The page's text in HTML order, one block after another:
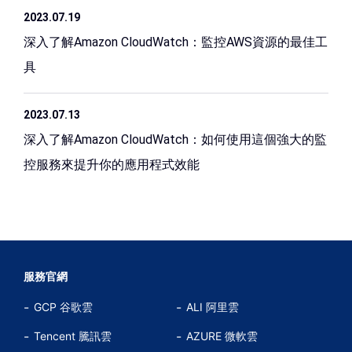
2023.07.19
深入了解Amazon CloudWatch：監控AWS資源的最佳工
具
2023.07.13
深入了解Amazon CloudWatch：如何使用這個強大的監
控服務來提升你的應用程式效能
服務官網
GCP 谷歌雲 ALI 阿里雲
Tencent 騰訊雲 AZURE 微軟雲